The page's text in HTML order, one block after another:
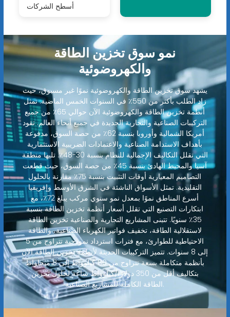
أسطح الشركات
نمو سوق تخزين الطاقة
والكهروضوئية
يشهد سوق تخزين الطاقة والكهروضوئية نموًا غير مسبوق، حيث
زاد الطلب بأكثر من 550٪ في السنوات الخمس الماضية. تمثل
أنظمة تخزين الطاقة والكهروضوئية الآن حوالي 65٪ من جميع
التركيبات الصناعية والتجارية الجديدة في جميع أنحاء العالم. تقود
أمريكا الشمالية وأوروبا بنسبة 62٪ من حصة السوق، مدفوعة
بأهداف الاستدامة الصناعية والاعتمادات الضريبية الاستثمارية
التي تقلل التكاليف الإجمالية للنظام بنسبة 30-48٪. تليها منطقة
آسيا والمحيط الهادئ بنسبة 45٪ من حصة السوق، حيث قطعت
التصاميم المعيارية أوقات التثبيت بنسبة 75٪ مقارنة بالحلول
التقليدية. تمثل الأسواق الناشئة في الشرق الأوسط وإفريقيا
أسرع المناطق نموًا بمعدل نمو سنوي مركب يبلغ 72٪، مع
ابتكارات التصنيع التي تقلل أسعار أنظمة تخزين الطاقة بنسبة
35٪ سنويًا. تتبنى المشاريع التجارية والصناعية تخزين الطاقة
لاستقلالية الطاقة، تخفيف فواتير الكهرباء الصناعية، والطاقة
الاحتياطية للطوارئ، مع فترات استرداد نموذجية تتراوح من 5
إلى 8 سنوات. تتميز التركيبات الحديثة لأنظمة تخزين الطاقة الآن
بأنظمة متكاملة بسعة تتراوح من 80 كيلوواط إلى 8 ميجاواط
بتكاليف أقل من 350 دولارًا/كيلوواط ساعة لحلول تخزين
الطاقة الكاملة للمشاريع الصناعية.